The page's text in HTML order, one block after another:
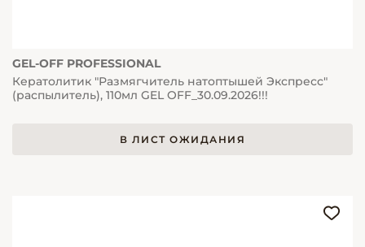
GEL-OFF PROFESSIONAL
Кератолитик "Размягчитель натоптышей Экспресс"
(распылитель), 110мл GEL OFF_30.09.2026!!!
В ЛИСТ ОЖИДАНИЯ